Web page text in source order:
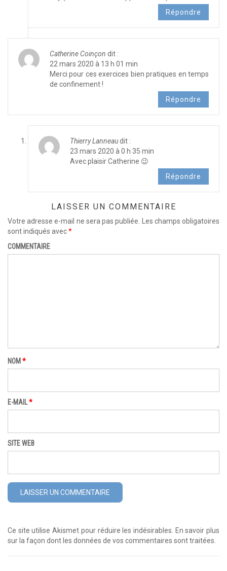
Répondre
Catherine Coinçon dit :
22 mars 2020 à 13 h 01 min
Merci pour ces exercices bien pratiques en temps
de confinement !
Répondre
Thierry Lanneaudit :
23 mars 2020 à 0 h 35 min
Avec plaisir Catherine 😉
Répondre
LAISSER UN COMMENTAIRE
Votre adresse e-mail ne sera pas publiée.
Les champs obligatoires
sont indiqués avec*
COMMENTAIRE
NOM *
E-MAIL*
SITE WEB
Ce site utilise Akismet pour réduire les indésirables.
En savoir plus
sur la façon dont les données de vos commentaires sont traitées